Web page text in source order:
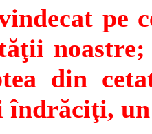
pe
din
îndrăciţi,